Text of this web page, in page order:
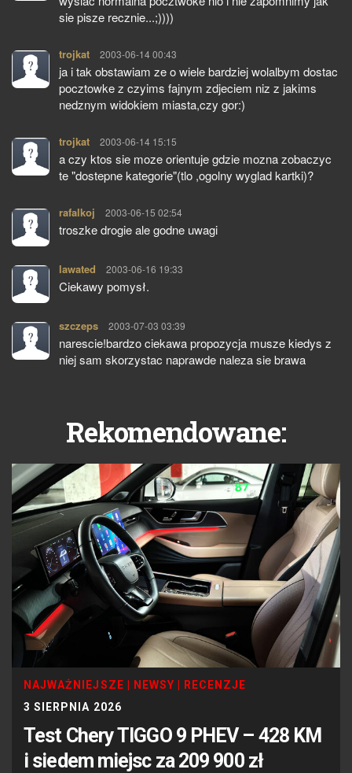
sie pisze recznie...;))))
trojkat pisze:
2003-06-14 00:43
ja i tak obstawiam ze o wiele bardziej wolalbym dostac
pocztowke z czyims fajnym zdjeciem niz z jakims
nedznym widokiem miasta,czy gor:)
trojkat pisze:
2003-06-14 15:15
a czy ktos sie moze orientuje gdzie mozna zobaczyc
te "dostepne kategorie"(tlo ,ogolny wyglad kartki)?
rafalkoj pisze:
2003-06-15 02:54
troszke drogie ale godne uwagi
lawated pisze:
2003-06-16 19:33
Ciekawy pomysł.
szczeps pisze:
2003-07-03 03:39
narescie!bardzo ciekawa propozycja musze kiedys z
niej sam skorzystac naprawde naleza sie brawa
Rekomendowane:
NAJWAŻNIEJSZE NEWSY
RECENZJE
3 SIERPNIA 2026
Test Chery TIGGO 9 PHEV – 428 KM
i siedem miejsc za 209 900 zł